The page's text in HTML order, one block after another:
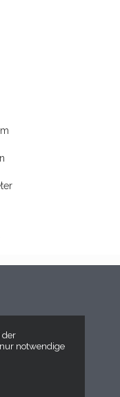
der
notwendige